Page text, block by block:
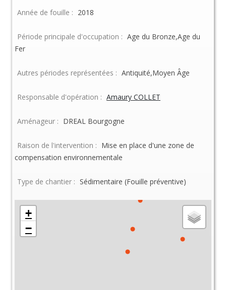
Année de fouille : 2018
Période principale d'occupation : Age du Bronze,Age du
Fer
Autres périodes représentées : Antiquité,Moyen Âge
Responsable d'opération : Amaury COLLET
Aménageur : DREAL Bourgogne
Raison de l'intervention : Mise en place d'une zone de
compensation environnementale
Type de chantier : Sédimentaire (Fouille préventive)
+
−